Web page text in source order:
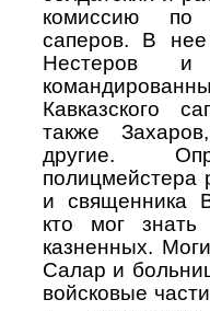
комиссию по
саперов. В
Нестеров
Кавказского
также
другие.
полицмейстера
и священника
кто мог знать
казненных.
Салар и
войсковые